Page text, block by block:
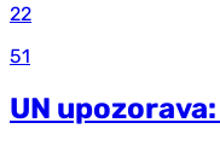
22
51
UN